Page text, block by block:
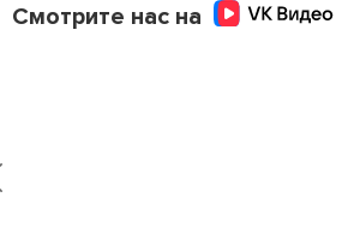
Смотрите нас на